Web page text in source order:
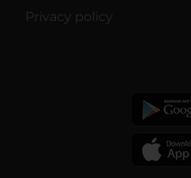
Privacy policy